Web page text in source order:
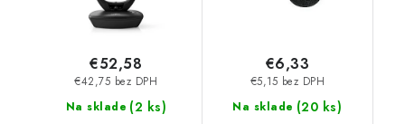
Na sklade (2 ks)
€42,75 bez DPH
€52,58
Na sklade (20 ks)
€5,15 bez DPH
€6,33